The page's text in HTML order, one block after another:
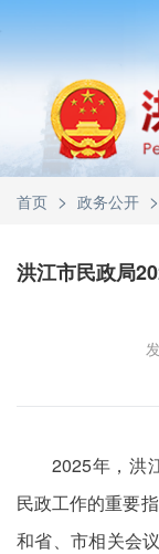
首页 > 政务公开 >
洪江市民政局
2025年，洪
民政工作的重要
和省、市相关会